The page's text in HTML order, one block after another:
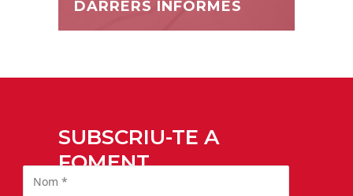
DARRERS INFORMES
SUBSCRIU-TE A
FOMENT